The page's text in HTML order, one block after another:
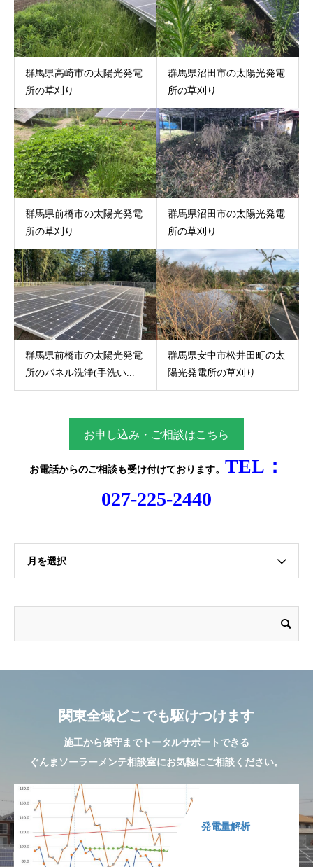
群馬県高崎市の太陽光発電
所の草刈り
群馬県沼田市の太陽光発電
所の草刈り
群馬県前橋市の太陽光発電
所の草刈り
群馬県沼田市の太陽光発電
所の草刈り
群馬県前橋市の太陽光発電
所のパネル洗浄(手洗い...
群馬県安中市松井田町の太
陽光発電所の草刈り
お申し込み・ご相談はこちら
お電話からのご相談も受け付けております。 TEL：
027-225-2440
月を選択
関東全域どこでも駆けつけます
施工から保守までトータルサポートできる
ぐんまソーラーメンテ相談室にお気軽にご相談ください。
発電量解析